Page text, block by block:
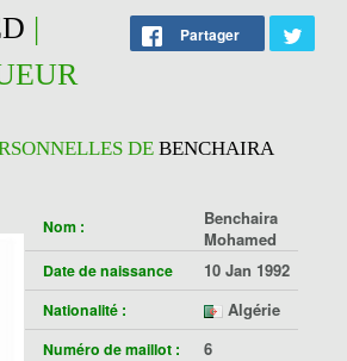
|
Partager
DE BENCHAIRA
Nom :
Benchaira
Mohamed
Date de naissance 10 Jan 1992
Nationalité : Algérie
Numéro de maillot : 6